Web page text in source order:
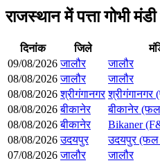
राजस्थान में पत्ता गोभी
दिनांक जिले
09/08/2026 जालौर जालौर
08/08/2026 जालौर जालौर
08/08/2026 श्रीगंगानगर
08/08/2026 बीकानेर बीकानेर
08/08/2026 बीकानेर Bikaner
08/08/2026 उदयपुर उदयपुर (फल
07/08/2026 जालौर जालौर